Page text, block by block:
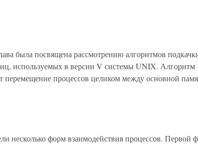
была посвящена рассмотрению алгоритмов
используемых в версии V системы UNIX. Алгоритм
перемещение процессов целиком между основной
форм взаимодействия процессов. Первой